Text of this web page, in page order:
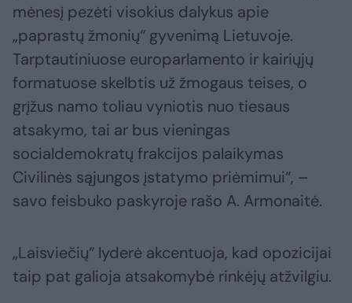
mėnesį pezėti visokius dalykus apie
„paprastų žmonių“ gyvenimą Lietuvoje.
Tarptautiniuose europarlamento ir kairiųjų
formatuose skelbtis už žmogaus teises, o
grįžus namo toliau vyniotis nuo tiesaus
atsakymo, tai ar bus vieningas
socialdemokratų frakcijos palaikymas
Civilinės sąjungos įstatymo priėmimui“, –
savo feisbuko paskyroje rašo A. Armonaitė.
„Laisviečių“ lyderė akcentuoja, kad opozicijai
taip pat galioja atsakomybė rinkėjų atžvilgiu.